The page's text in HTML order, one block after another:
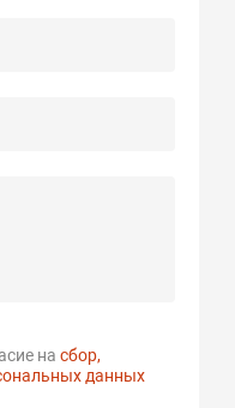
насбор,
данных